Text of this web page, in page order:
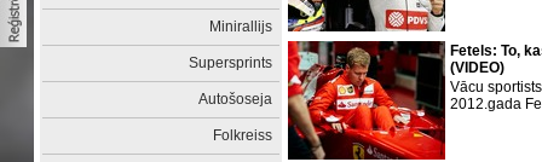
Minirallijs
Supersprints
Autošoseja
Folkreiss
Fetels: To,
(VIDEO)
Vācu
2012.gada